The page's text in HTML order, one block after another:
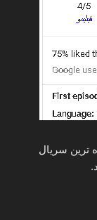
ترین سریال